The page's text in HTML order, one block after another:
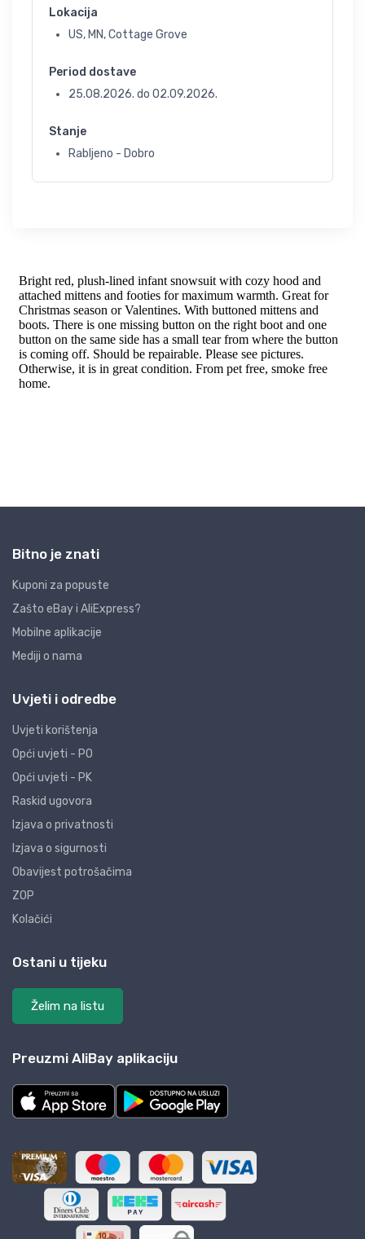
Lokacija
US, MN, Cottage Grove
Period dostave
25.08.2026. do 02.09.2026.
Stanje
Rabljeno - Dobro
Bitno je znati
Kuponi za popuste
Zašto eBay i AliExpress?
Mobilne aplikacije
Mediji o nama
Uvjeti i odredbe
Uvjeti korištenja
Opći uvjeti - PO
Opći uvjeti - PK
Raskid ugovora
Izjava o privatnosti
Izjava o sigurnosti
Obavijest potrošačima
ZOP
Kolačići
Ostani u tijeku
Želim na listu
Preuzmi AliBay aplikaciju